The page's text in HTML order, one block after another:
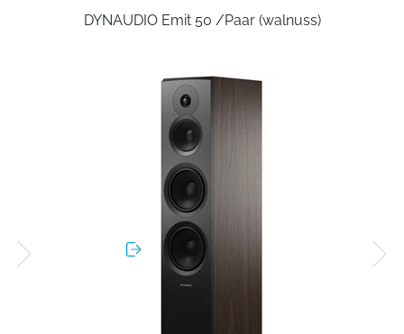
DYNAUDIO Emit 50 /Paar (walnuss)